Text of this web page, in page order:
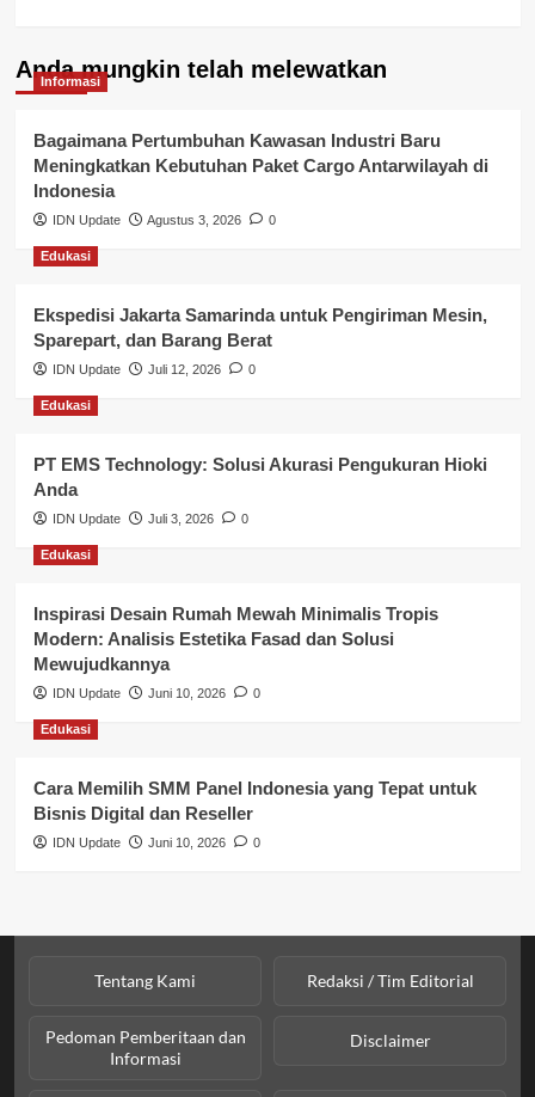
Kepegawaian & ASN Banyuasin
Kesehatan
Keuangan
Lalu Lintas
Layanan Publik Kabupaten Banyuasin
Nasional
Pemerintahan
Pendidikan
Perbankan & Keuangan
Perpajakan & Keuangan
Profil Wilayah Banyuasin
Sosial & Budaya
Sosial & Kesejahteraan
Anda mungkin telah melewatkan
Informasi
Bagaimana Pertumbuhan Kawasan Industri Baru
Meningkatkan Kebutuhan Paket Cargo Antarwilayah di
Indonesia
IDN Update Agustus 3, 2026 0
Edukasi
Ekspedisi Jakarta Samarinda untuk Pengiriman Mesin,
Sparepart, dan Barang Berat
IDN Update Juli 12, 2026 0
Edukasi
PT EMS Technology: Solusi Akurasi Pengukuran Hioki
Anda
IDN Update Juli 3, 2026 0
Edukasi
Inspirasi Desain Rumah Mewah Minimalis Tropis
Modern: Analisis Estetika Fasad dan Solusi
Mewujudkannya
IDN Update Juni 10, 2026 0
Edukasi
Cara Memilih SMM Panel Indonesia yang Tepat untuk
Bisnis Digital dan Reseller
IDN Update Juni 10, 2026 0
Tentang Kami Redaksi / Tim Editorial
Pedoman Pemberitaan dan
Informasi
Disclaimer